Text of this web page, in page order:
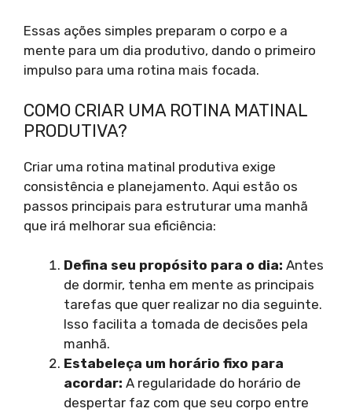
Essas ações simples preparam o corpo e a
mente para um dia produtivo, dando o primeiro
impulso para uma rotina mais focada.
COMO CRIAR UMA ROTINA MATINAL
PRODUTIVA?
Criar uma rotina matinal produtiva exige
consistência e planejamento. Aqui estão os
passos principais para estruturar uma manhã
que irá melhorar sua eficiência:
Defina seu propósito para o dia: Antes
de dormir, tenha em mente as principais
tarefas que quer realizar no dia seguinte.
Isso facilita a tomada de decisões pela
manhã.
Estabeleça um horário fixo para
acordar: A regularidade do horário de
despertar faz com que seu corpo entre